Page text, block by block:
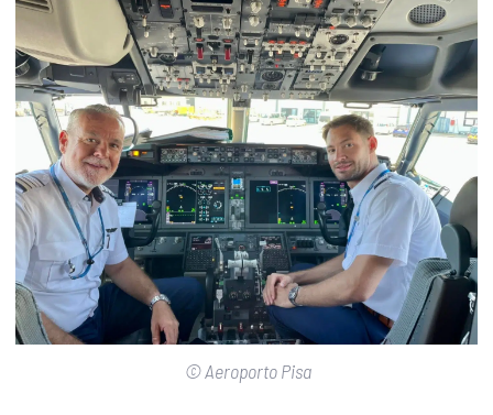
© Aeroporto Pisa